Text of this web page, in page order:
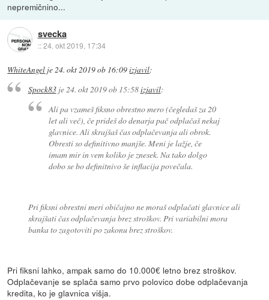
nepremičnino...
svecka
::24. okt 2019, 17:34
WhiteAngel je24. okt 2019 ob 16:09izjavil:
Spock83je24. okt 2019 ob 15:58izjavil:
Ali pa vzameš fiksno obrestno mero (čegledaš za 20
let ali več), če prideš do denarja pač odplačaš nekaj
glavnice. Ali skrajšaš čas odplačevanja ali obrok.
Obresti so definitivno manjše. Meni je lažje, če
imam mir in vem koliko je znesek. Na tako dolgo
dobo se bo definitnivo še inflacija povečala.
Pri fiksni obrestni meri običajno ne moraš odplačati glavnice ali
skrajšati čas odplačevanja brez stroškov. Pri variabilni mora
banka to zagotoviti po zakonu brez stroškov.
Pri fiksni lahko, ampak samo do 10.000€ letno brez stroškov.
Odplačevanje se splača samo prvo polovico dobe odplačevanja
kredita, ko je glavnica višja.